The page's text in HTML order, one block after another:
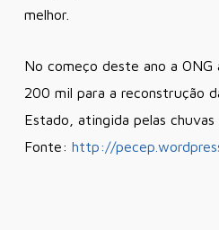
melhor.
No começo deste ano a ONG
200 mil para a reconstrução
Estado, atingida pelas chuvas
Fonte: http://